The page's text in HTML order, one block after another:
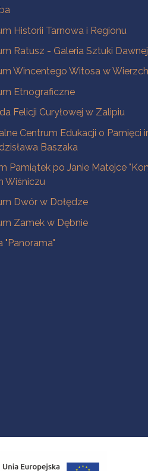
Historii Tarnowa i Regionu
Ratusz - Galeria Sztuki Dawnej
Wincentego Witosa w
Etnograficzne
Felicji Curyłowej w Zalipiu
Centrum Edukacji o Pamięci
Baszaka
Pamiątek po Janie Matejce
Wiśniczu
Dwór w Dołędze
Zamek w Dębnie
"Panorama"